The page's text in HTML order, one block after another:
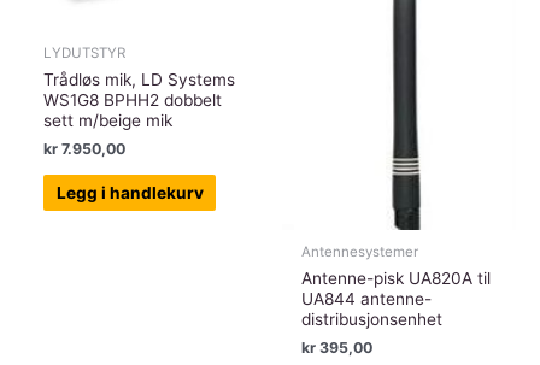
LYDUTSTYR
Trådløs mik, LD Systems
WS1G8 BPHH2 dobbelt
sett m/beige mik
kr 7.950,00
Legg i handlekurv
Antennesystemer
Antenne-pisk UA820A til
UA844 antenne-
distribusjonsenhet
kr 395,00